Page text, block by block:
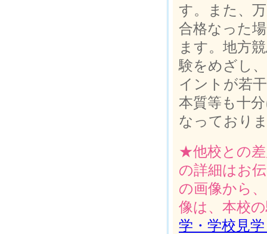
す。また、
合格なった
ます。地方
験をめざし
イントが若
本質等も十
なっており
★他校との差
の詳細はお
の画像から
像は、本校
学・学校見